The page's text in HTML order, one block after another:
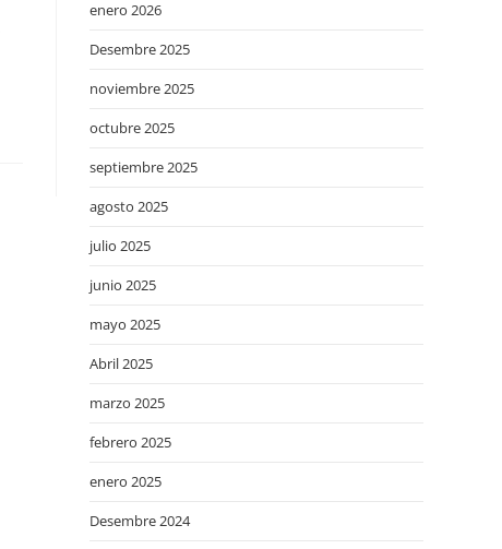
enero 2026
Desembre 2025
noviembre 2025
octubre 2025
septiembre 2025
agosto 2025
julio 2025
junio 2025
mayo 2025
Abril 2025
marzo 2025
febrero 2025
enero 2025
Desembre 2024